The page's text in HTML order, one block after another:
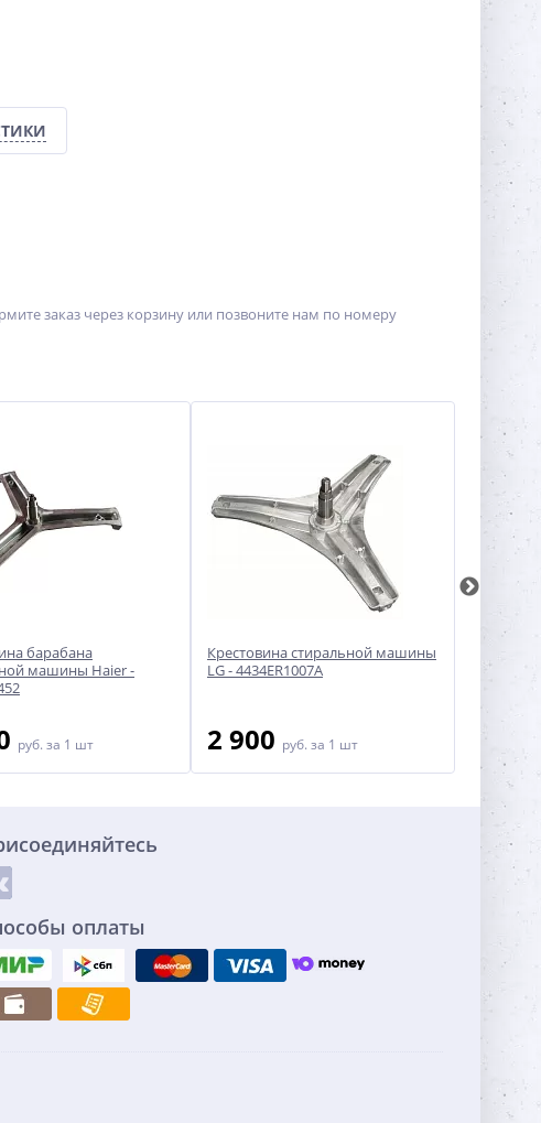
заказ через корзину или позвоните нам по номеру
барабана
машины Haier -
руб. за 1 шт
Крестовина стиральной машины
LG - 4434ER1007A
2 900 руб. за 1 шт
Bosch/
2
оплаты